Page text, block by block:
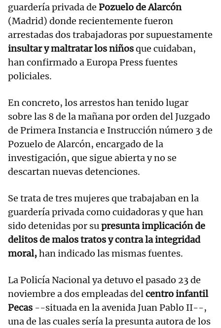
guardería privada de Pozuelo de Alarcón
(Madrid) donde recientemente fueron
arrestadas dos trabajadoras por supuestamente
insultar y maltratar los niñosque cuidaban,
han confirmado a Europa Press fuentes
policiales.
En concreto, los arrestos han tenido lugar
sobre las 8 de la mañana por orden del Juzgado
de Primera Instancia e Instrucción número 3 de
Pozuelo de Alarcón, encargado de la
investigación, que sigue abierta y no se
descartan nuevas detenciones.
Se trata de tres mujeres que trabajaban en la
guardería privada como cuidadoras y que han
sido detenidas por supresunta implicación de
delitos de malos tratos y contra la integridad
moral,han indicado las mismas fuentes.
La Policía Nacional ya detuvo el pasado 23 de
noviembre a dos empleadas delcentro infantil
Pecas --situada en la avenida Juan Pablo II--,
una de las cuales sería la presunta autora de los